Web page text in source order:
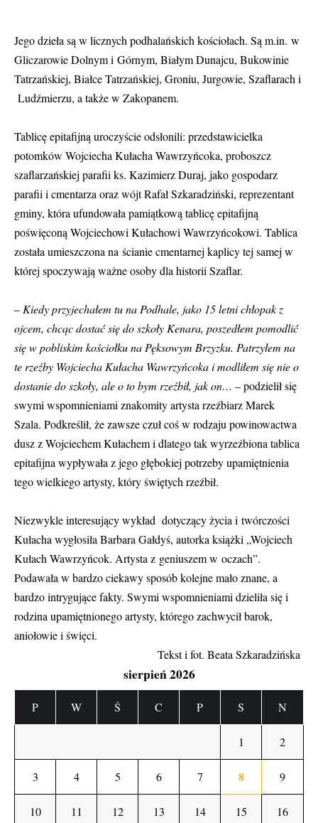
Jego dzieła są w licznych podhalańskich kościołach. Są m.in. w
Gliczarowie Dolnym i Górnym, Białym Dunajcu, Bukowinie
Tatrzańskiej, Białce Tatrzańskiej, Groniu, Jurgowie, Szaflarach i
Ludźmierzu, a także w Zakopanem.
Tablicę epitafijną uroczyście odsłonili: przedstawicielka
potomków Wojciecha Kułacha Wawrzyńcoka, proboszcz
szaflarzańskiej parafii ks. Kazimierz Duraj, jako gospodarz
parafii i cmentarza oraz wójt Rafał Szkaradziński, reprezentant
gminy, która ufundowała pamiątkową tablicę epitafijną
poświęconą Wojciechowi Kułachowi Wawrzyńcokowi. Tablica
została umieszczona na ścianie cmentarnej kaplicy tej samej w
której spoczywają ważne osoby dla historii Szaflar.
– Kiedy przyjechałem tu na Podhale, jako 15 letni chłopak z
ojcem, chcąc dostać się do szkoły Kenara, poszedłem pomodlić
się w pobliskim kościołku na Pęksowym Brzyzku. Patrzyłem na
te rzeźby Wojciecha Kułacha Wawrzyńcoka i modliłem się nie o
dostanie do szkoły, ale o to bym rzeźbił, jak on… – podzielił się
swymi wspomnieniami znakomity artysta rzeźbiarz Marek
Szala. Podkreślił, że zawsze czuł coś w rodzaju powinowactwa
dusz z Wojciechem Kułachem i dlatego tak wyrzeźbiona tablica
epitafijna wypływała z jego głębokiej potrzeby upamiętnienia
tego wielkiego artysty, który świętych rzeźbił.
Niezwykle interesujący wykład dotyczący życia i twórczości
Kułacha wygłosiła Barbara Gałdyś, autorka książki „Wojciech
Kułach Wawrzyńcok. Artysta z geniuszem w oczach”.
Podawała w bardzo ciekawy sposób kolejne mało znane, a
bardzo intrygujące fakty. Swymi wspomnieniami dzieliła się i
rodzina upamiętnionego artysty, którego zachwycił barok,
aniołowie i święci.
Tekst i fot. Beata Szkaradzińska
sierpień 2026
P W Ś C P S N
1 2
3 4 5 6 7 8 9
10 11 12 13 14 15 16